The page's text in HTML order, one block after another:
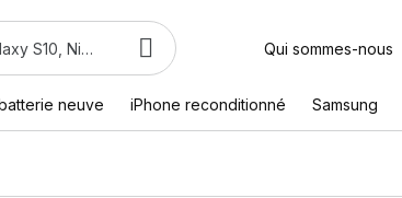
Qui sommes-nous
neuve iPhone reconditionné Samsung